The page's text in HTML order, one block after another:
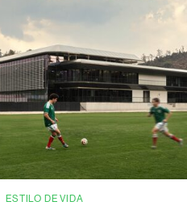
ESTILO DE VIDA